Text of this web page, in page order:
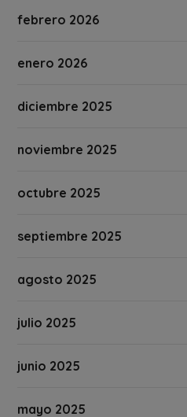
febrero 2026
enero 2026
diciembre 2025
noviembre 2025
octubre 2025
septiembre 2025
agosto 2025
julio 2025
junio 2025
mayo 2025